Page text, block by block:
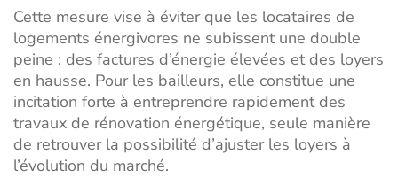
Cette mesure vise à éviter que les locataires de
logements énergivores ne subissent une double
peine : des factures d’énergie élevées et des loyers
en hausse. Pour les bailleurs, elle constitue une
incitation forte à entreprendre rapidement des
travaux de rénovation énergétique, seule manière
de retrouver la possibilité d’ajuster les loyers à
l’évolution du marché.